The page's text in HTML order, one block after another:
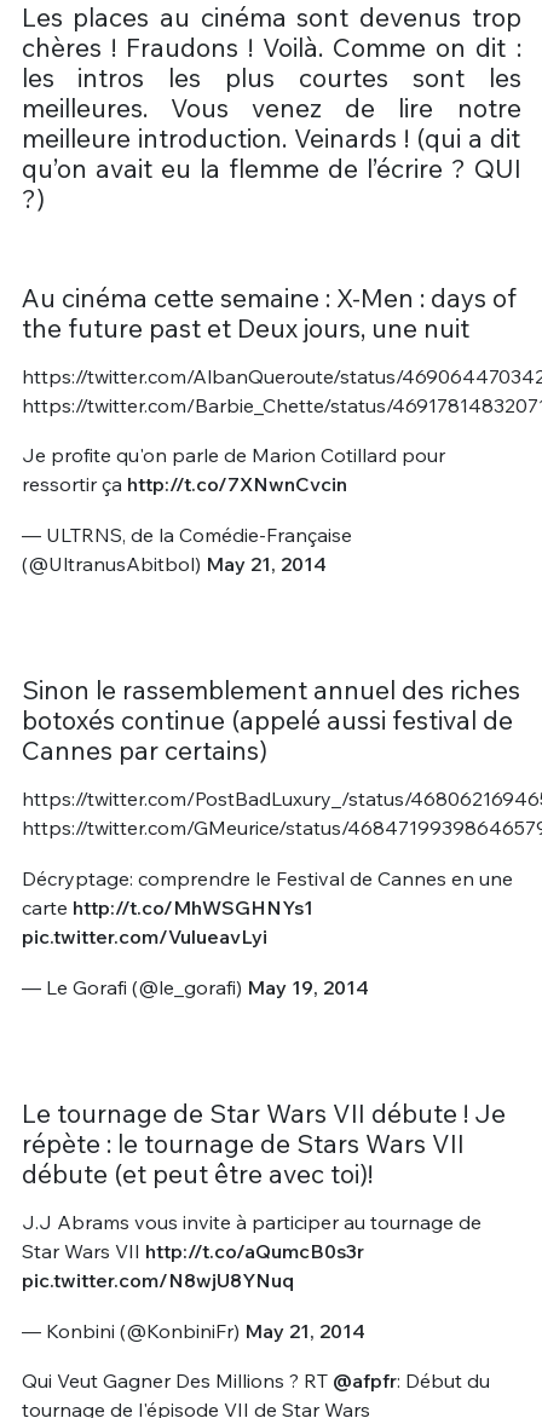
Les places au cinéma sont devenus trop
chères ! Fraudons ! Voilà. Comme on dit :
les intros les plus courtes sont les
meilleures. Vous venez de lire notre
meilleure introduction. Veinards ! (qui a dit
qu’on avait eu la flemme de l’écrire ? QUI
?)
Au cinéma cette semaine : X-Men : days of
the future past et Deux jours, une nuit
https://twitter.com/AlbanQueroute/status/
https://twitter.com/Barbie_Chette/status/
Je profite qu'on parle de Marion Cotillard pour
ressortir ça http://t.co/7XNwnCvcin
— ULTRNS, de la Comédie-Française
(@UltranusAbitbol) May 21, 2014
Sinon le rassemblement annuel des riches
botoxés continue (appelé aussi festival de
Cannes par certains)
https://twitter.com/PostBadLuxury_/status/
https://twitter.com/GMeurice/status/
Décryptage: comprendre le Festival de Cannes en une
carte http://t.co/MhWSGHNYs1
pic.twitter.com/VulueavLyi
— Le Gorafi (@le_gorafi) May 19, 2014
Le tournage de Star Wars VII débute ! Je
répète : le tournage de Stars Wars VII
débute (et peut être avec toi)!
J.J Abrams vous invite à participer au tournage de
Star Wars VII http://t.co/aQumcB0s3r
pic.twitter.com/N8wjU8YNuq
— Konbini (@KonbiniFr) May 21, 2014
Qui Veut Gagner Des Millions ? RT @afpfr: Début du
tournage de l'épisode VII de Star Wars